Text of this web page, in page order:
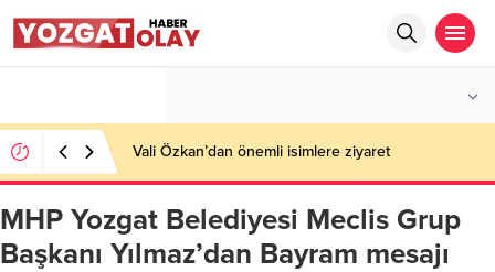
Vali Özkan’dan önemli isimlere ziyaret
MHP Yozgat Belediyesi Meclis Grup
Başkanı Yılmaz’dan Bayram mesajı